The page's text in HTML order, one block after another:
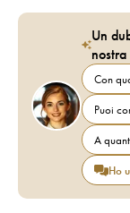
Un
Con
Puoi
A
Ho